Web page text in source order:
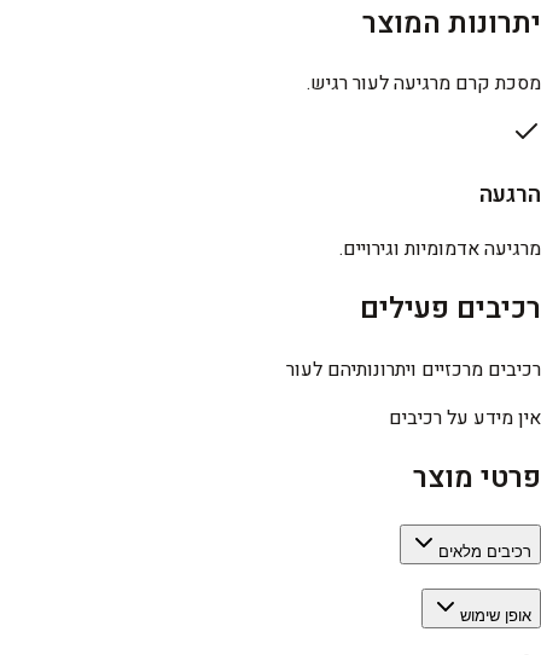
יתרונות המוצר
מסכת קרם מרגיעה לעור רגיש.
הרגעה
מרגיעה אדמומיות וגירויים.
רכיבים פעילים
רכיבים מרכזיים ויתרונותיהם לעור
אין מידע על רכיבים
פרטי מוצר
רכיבים מלאים
אופן שימוש